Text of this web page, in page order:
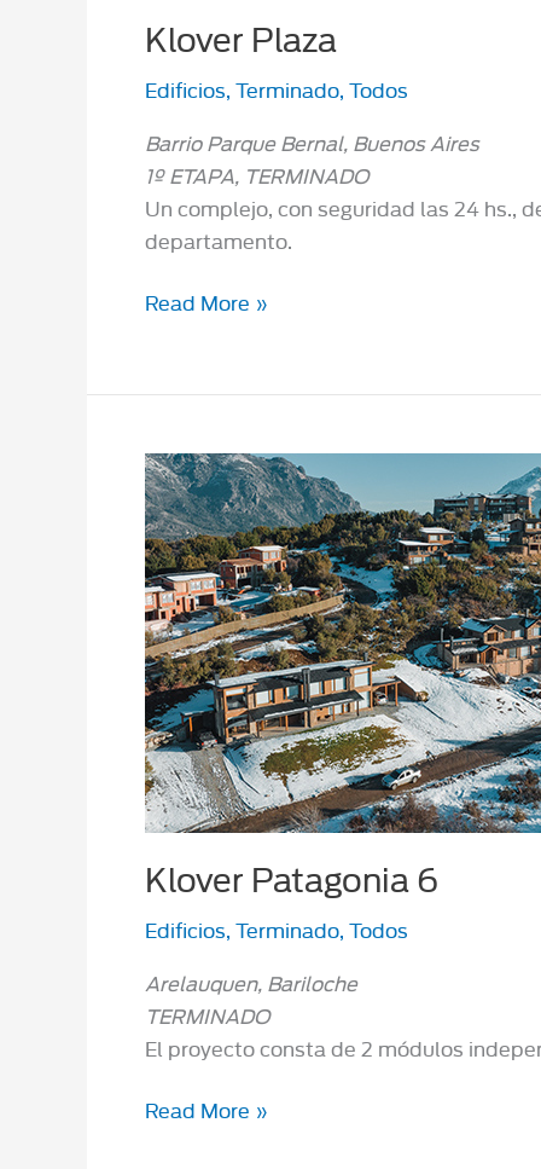
Klover Plaza
Edificios, Terminado, Todos
Barrio Parque Bernal, Buenos Aires
1º ETAPA, TERMINADO
Un complejo, con seguridad las 24 hs.,
departamento.
Klover
Read More »
Klover Patagonia 6
Edificios, Terminado, Todos
Arelauquen, Bariloche
TERMINADO
El proyecto consta de 2 módulos
Klover
Read More »